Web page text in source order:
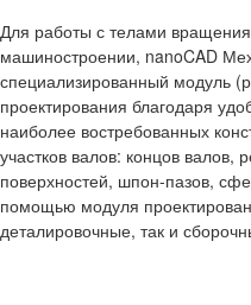
Для работы с телами
машиностроении, nanoCAD
специализированный модуль
проектирования благодаря
наиболее востребованных
участков валов: концов валов,
поверхностей, шпон-пазов,
помощью модуля
деталировочные, так и